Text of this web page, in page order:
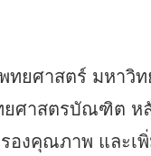
ยศาสตร์ มหาวิ
ศาสตรบัณฑิต ห
รองคุณภาพ และ